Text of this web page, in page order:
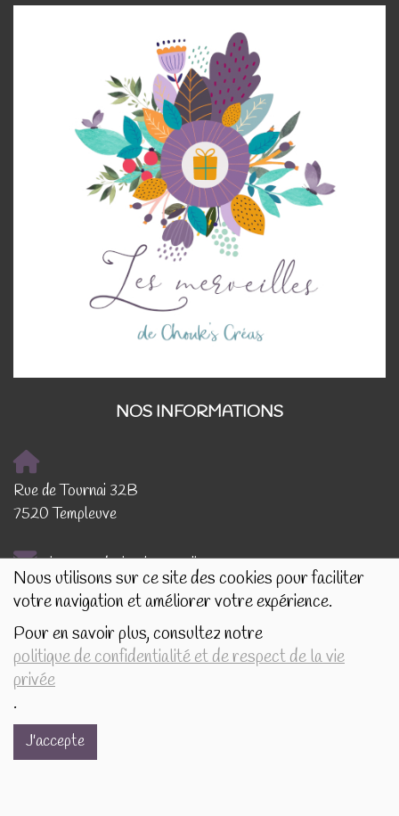
Nous utilisons sur ce site des cookies pour faciliter
votre navigation et améliorer votre expérience.
Pour en savoir plus, consultez notre
politique de confidentialité et de respect de la vie
privée
.
J'accepte
NOS INFORMATIONS
Rue de Tournai 32B
7520 Templeuve
lescreasdechouks@gmail.com
+32.497.16.16.82
BE0849.325.169
BOSSUT Gaëlle
Politique de confidentialité et de respect de la vie privée